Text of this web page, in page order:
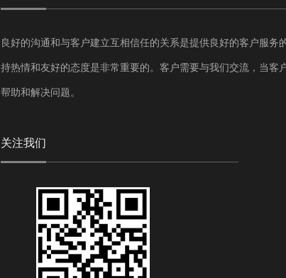
良好的沟通和与客户建立互相信任的关系是提供良好的客户服务
持热情和友好的态度是非常重要的。客户需要与我们交流，当客
帮助和解决问题。
关注我们